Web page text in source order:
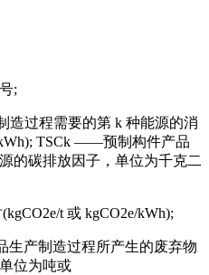
;
过程需要的第 k 种能源的消
TSCk ——预制构件产品
的碳排放因子，单位为千克二
t 或 kgCO2e/kWh);
产制造过程所产生的废弃物
位为吨或